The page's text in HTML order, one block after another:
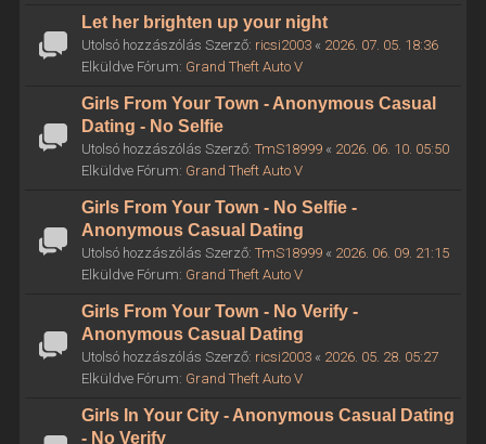
Let her brighten up your night
Utolsó hozzászólás Szerző: ricsi2003« 2026. 07. 05. 18:36
Elküldve Fórum: Grand Theft Auto V
Girls From Your Town - Anonymous Casual
Dating - No Selfie
Utolsó hozzászólás Szerző: TmS18999« 2026. 06. 10. 05:50
Elküldve Fórum: Grand Theft Auto V
Girls From Your Town - No Selfie -
Anonymous Casual Dating
Utolsó hozzászólás Szerző: TmS18999« 2026. 06. 09. 21:15
Elküldve Fórum: Grand Theft Auto V
Girls From Your Town - No Verify -
Anonymous Casual Dating
Utolsó hozzászólás Szerző: ricsi2003« 2026. 05. 28. 05:27
Elküldve Fórum: Grand Theft Auto V
Girls In Your City - Anonymous Casual Dating
- No Verify